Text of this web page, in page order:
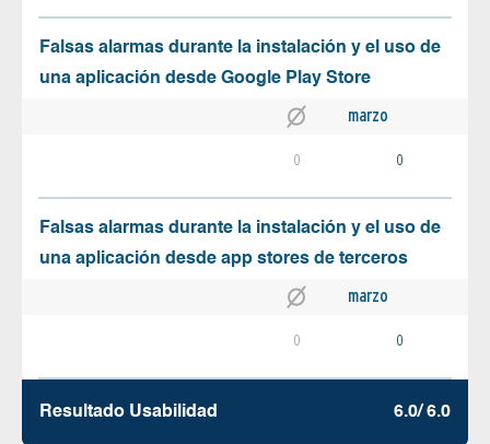
Falsas alarmas durante la instalación y el uso de
una aplicación desde Google Play Store
marzo
0 0
Falsas alarmas durante la instalación y el uso de
una aplicación desde app stores de terceros
marzo
0 0
Resultado Usabilidad 6.0/ 6.0